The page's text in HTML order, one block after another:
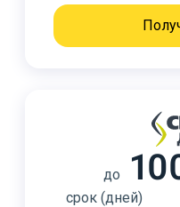
до
срок (дней)